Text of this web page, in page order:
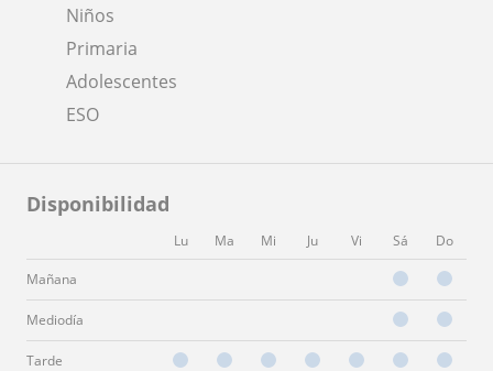
Niños
Primaria
Adolescentes
ESO
Disponibilidad
Lu Ma Mi Ju Vi Sá Do
Mañana
Mediodía
Tarde